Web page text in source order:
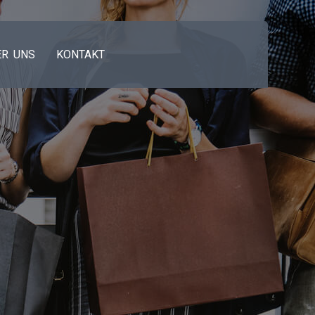
UNS KONTAKT